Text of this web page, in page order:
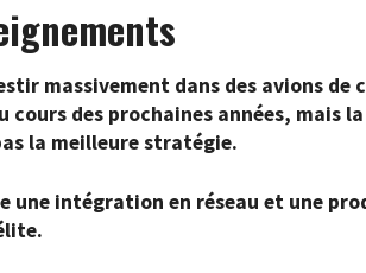
massivement dans des avions de
cours des prochaines années, mais
la meilleure stratégie.
une intégration en réseau et une